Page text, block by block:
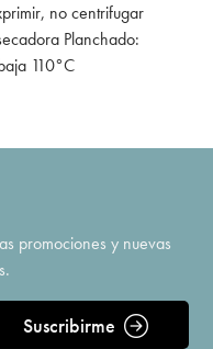
no centrifugar
Planchado:
110°C
promociones y nuevas
Suscribirme